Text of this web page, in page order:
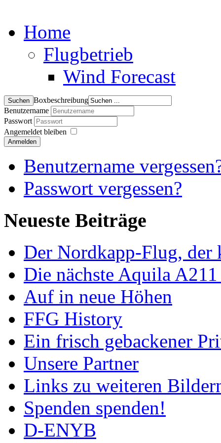
Home
Flugbetrieb
Wind Forecast
Boxbeschreibung
Benutzername
Passwort
Angemeldet bleiben
Anmelden
Benutzername
Passwort vergessen?
Neueste Beiträge
Der Nordkapp-Flug, der
Die nächste Aquila
Auf in neue Höhen
FFG History
Ein frisch gebackener
Unsere Partner
Links zu weiteren
Spenden spenden!
D-ENYB